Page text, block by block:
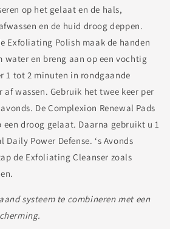
op het gelaat en de hals,
en de huid droog deppen.
Exfoliating Polish maak de handen
en breng aan op een vochtig
1 tot 2 minuten in rondgaande
wassen. Gebruik het twee keer per
De Complexion Renewal Pads
droog gelaat. Daarna gebruikt u 1
Power Defense. ‘s Avonds
de Exfoliating Cleanser zoals
systeem te combineren met een